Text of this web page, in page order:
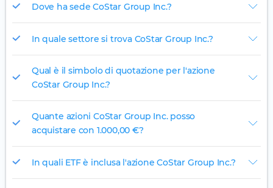
Dove ha sede CoStar Group Inc.?
In quale settore si trova CoStar Group Inc.?
Qual è il simbolo di quotazione per l'azione
CoStar Group Inc.?
Quante azioni CoStar Group Inc. posso
acquistare con 1.000,00 €?
In quali ETF è inclusa l'azione CoStar Group Inc.?